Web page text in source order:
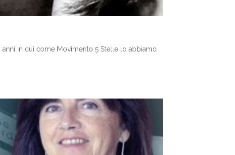
anni in cui come Movimento 5 Stelle lo abbiamo